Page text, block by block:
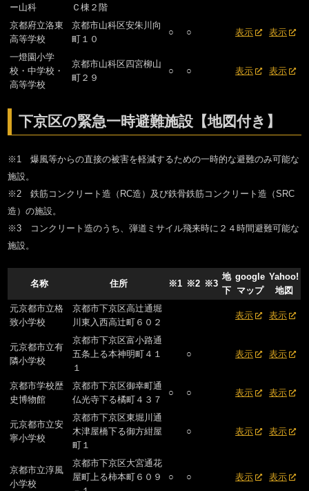
ー山科
Ｃ棟２階
京都府立洛東
高等学校
京都市山科区安朱川向
町１０
○ ○ 表示 表示
一燈園小学
校・中学校・
高等学校
京都市山科区四宮柳山
町２９
○ ○ 表示 表示
下京区の緊急一時避難施設【地図付き】
※1 爆風等からの直接の被害を軽減するための一時的な避難のみ可能な
施設。
※2 鉄筋コンクリート造（RC造）及び鉄骨鉄筋コンクリート造（SRC
造）の施設。
※3 コンクリート造のうち、弾道ミサイル飛来時に２４時間避難可能な
施設。
名称 住所 ※1 ※2 ※3
地
下
google
マップ
Yahoo!
地図
元京都市立格
致小学校
京都市下京区高辻通堀
川東入西高辻町６０２
表示 表示
元京都市立有
隣小学校
京都市下京区富小路通
五条上る本神明町４１
１
○ 表示 表示
京都市学校歴
史博物館
京都市下京区御幸町通
仏光寺下る橘町４３７
○ ○ 表示 表示
元京都市立安
寧小学校
京都市下京区東堀川通
木津屋橋下る御方紺屋
町１
○ 表示 表示
京都市立淳風
小学校
京都市下京区大宮通花
屋町上る柿本町６０９
○ ○ 表示 表示